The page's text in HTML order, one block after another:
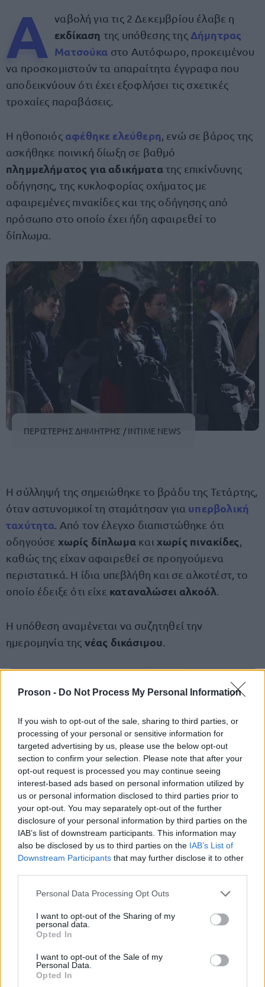
Proson - Do Not Process My Personal Information
If you wish to opt-out of the sale, sharing to third parties, or
processing of your personal or sensitive information for
targeted advertising by us, please use the below opt-out
section to confirm your selection. Please note that after your
opt-out request is processed you may continue seeing
interest-based ads based on personal information utilized by
us or personal information disclosed to third parties prior to
your opt-out. You may separately opt-out of the further
disclosure of your personal information by third parties on the
IAB’s list of downstream participants. This information may
also be disclosed by us to third parties on the IAB’s List of
Downstream Participants that may further disclose it to other
Please note that this website/app uses one or more Google
not limited to your visit or usage behaviour. You may click to
grant or deny consent to Google and its third-party tags to
use your data for below specified purposes in below Google
consent section.
Personal Data Processing Opt Outs
I want to opt-out of the Sharing of my
personal data.
Opted In
I want to opt-out of the Sale of my
Personal Data.
Opted In
Α ναβολή για τις 2 Δεκεμβρίου έλαβε η
εκδίκαση της υπόθεσης της Δήμητρας
Ματσούκα στο Αυτόφωρο, προκειμένου
να προσκομιστούν τα απαραίτητα έγγραφα που
αποδεικνύουν ότι έχει εξοφλήσει τις σχετικές
τροχαίες παραβάσεις.
Η ηθοποιός αφέθηκε ελεύθερη , ενώ σε βάρος της
ασκήθηκε ποινική δίωξη σε βαθμό
πλημμελήματος για αδικήματατης επικίνδυνης
οδήγησης, της κυκλοφορίας οχήματος με
αφαιρεμένες πινακίδες και της οδήγησης από
πρόσωπο στο οποίο έχει ήδη αφαιρεθεί το
δίπλωμα.
ΠΕΡΙΣΤΕΡΗΣ ΔΗΜΗΤΡΗΣ / INTIME NEWS
Η σύλληψή της σημειώθηκε το βράδυ της Τετάρτης,
όταν αστυνομικοί τη σταμάτησαν για υπερβολική
ταχύτητα . Από τον έλεγχο διαπιστώθηκε ότι
οδηγούσε χωρίς δίπλωμα και χωρίς πινακίδες
καθώς της είχαν αφαιρεθεί σε προηγούμενα
περιστατικά. Η ίδια υπεβλήθη και σε αλκοτέστ, το
οποίο έδειξε ότι είχε καταναλώσει αλκοόλ
Η υπόθεση αναμένεται να συζητηθεί την
ημερομηνία της νέας δικάσιμου
ΑΣΕΠ: Πιστοποίηση Αγγλικών σε
μόνο 2 ημέρες στα χέρια σας
ΑΣΕΠ: Εξ αποστάσεως η πιο Εύκολη
Πιστοποίηση Υπολογιστών σε 2
μέρες
Μάθε πρώτος όλες τις σημαντικές
ειδήσεις.
Βάλε το proson.gr στα αποτελέσματα